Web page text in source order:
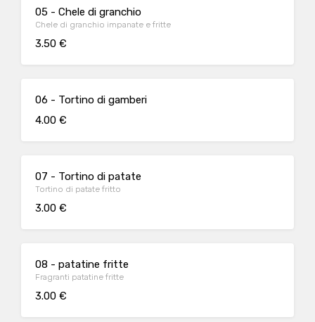
05 - Chele di granchio
Chele di granchio impanate e fritte
3.50 €
06 - Tortino di gamberi
4.00 €
07 - Tortino di patate
Tortino di patate fritto
3.00 €
08 - patatine fritte
Fragranti patatine fritte
3.00 €